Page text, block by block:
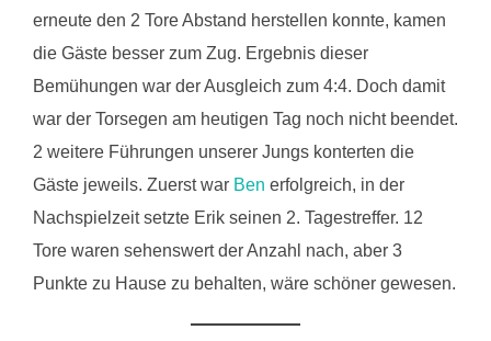
erneute den 2 Tore Abstand herstellen konnte, kamen
die Gäste besser zum Zug. Ergebnis dieser
Bemühungen war der Ausgleich zum 4:4. Doch damit
war der Torsegen am heutigen Tag noch nicht beendet.
2 weitere Führungen unserer Jungs konterten die
Gäste jeweils. Zuerst war Ben erfolgreich, in der
Nachspielzeit setzte Erik seinen 2. Tagestreffer. 12
Tore waren sehenswert der Anzahl nach, aber 3
Punkte zu Hause zu behalten, wäre schöner gewesen.